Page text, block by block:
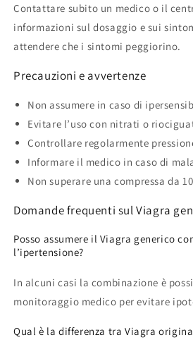
Contattare subito un medico o il
informazioni sul dosaggio e sui
attendere che i sintomi peggiorino.
Precauzioni e avvertenze
Non assumere in caso di
Evitare l’uso con nitrati o
Controllare regolarmente
Informare il medico in caso di
Non superare una compressa da
Domande frequenti sul Viagra
Posso assumere il Viagra generico
l’ipertensione?
In alcuni casi la combinazione è
monitoraggio medico per evitare
Qual è la differenza tra Viagra